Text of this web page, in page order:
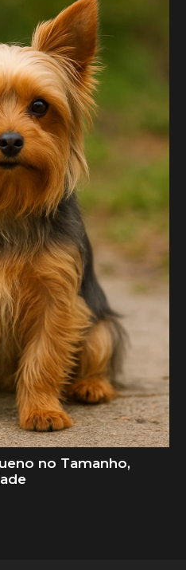
no Tamanho,